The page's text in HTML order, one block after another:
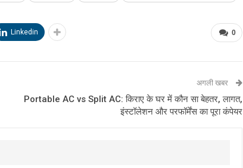
0
Linkedin
अगली खबर
Portable AC vs Split AC: किराए के घर में कौन सा बेहतर, लागत,
इंस्टॉलेशन और परफॉर्मेंस का पूरा कंपेयर